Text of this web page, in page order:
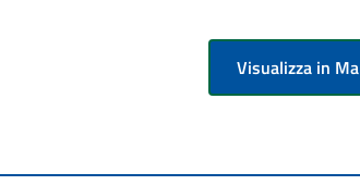
Visualizza in